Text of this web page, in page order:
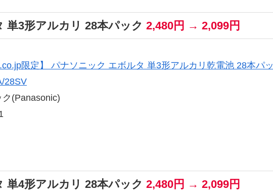
3形アルカリ 28本パック 2,480円 → 2,099円
限定】 パナソニック エボルタ 単3形アルカリ乾電池 28本パッ
28SV
(Panasonic)
4形アルカリ 28本パック 2,480円 → 2,099円